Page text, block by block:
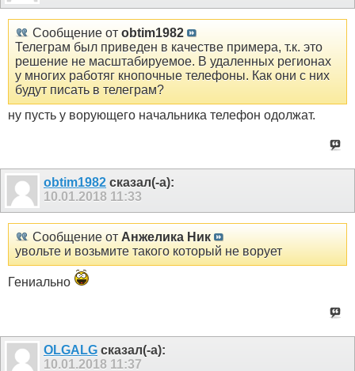
Сообщение от obtim1982
Телеграм был приведен в качестве примера, т.к. это
решение не масштабируемое. В удаленных регионах
у многих работяг кнопочные телефоны. Как они с них
будут писать в телеграм?
ну пусть у ворующего начальника телефон одолжат.
obtim1982 сказал(-а):
10.01.2018 11:33
Сообщение от Анжелика Ник
увольте и возьмите такого который не ворует
Гениально
OLGALG сказал(-а):
10.01.2018 11:37